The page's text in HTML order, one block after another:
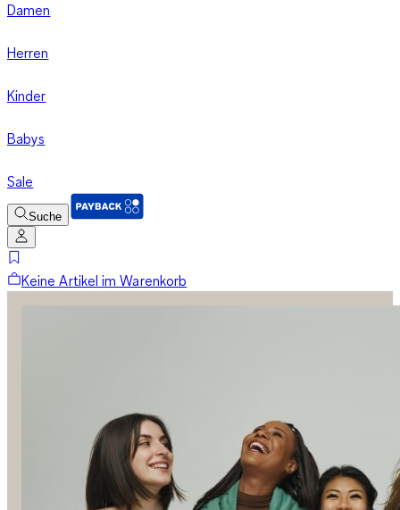
Damen
Herren
Kinder
Babys
Sale
Suche
Keine Artikel im Warenkorb